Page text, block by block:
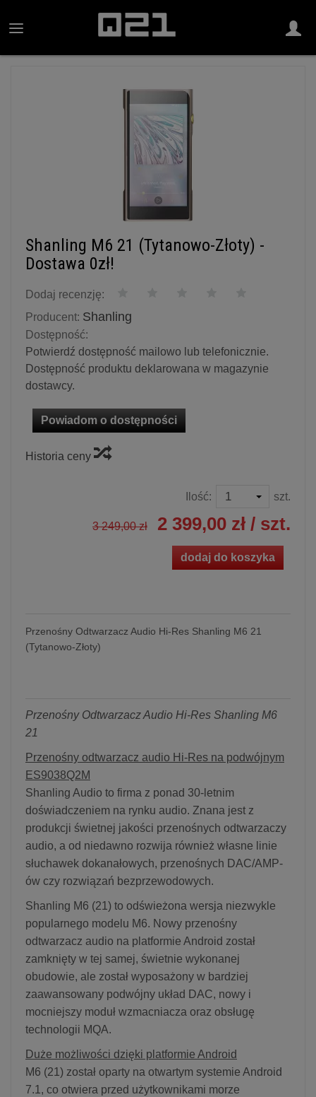
Shanling M6 21 (Tytanowo-Złoty) -
Dostawa 0zł!
Dodaj recenzję:
Producent: Shanling
Dostępność:
Potwierdź dostępność mailowo lub telefonicznie.
Dostępność produktu deklarowana w magazynie
dostawcy.
Powiadom o dostępności
Historia ceny
Ilość: szt.
3 249,00 zł 2 399,00 zł / szt.
dodaj do koszyka
Przenośny Odtwarzacz Audio Hi-Res Shanling M6 21
(Tytanowo-Złoty)
Przenośny Odtwarzacz Audio Hi-Res Shanling M6
21
Przenośny odtwarzacz audio Hi-Res na podwójnym
ES9038Q2M
Shanling Audio to firma z ponad 30-letnim
doświadczeniem na rynku audio. Znana jest z
produkcji świetnej jakości przenośnych odtwarzaczy
audio, a od niedawno rozwija również własne linie
słuchawek dokanałowych, przenośnych DAC/AMP-
ów czy rozwiązań bezprzewodowych.
Shanling M6 (21) to odświeżona wersja niezwykle
popularnego modelu M6. Nowy przenośny
odtwarzacz audio na platformie Android został
zamknięty w tej samej, świetnie wykonanej
obudowie, ale został wyposażony w bardziej
zaawansowany podwójny układ DAC, nowy i
mocniejszy moduł wzmacniacza oraz obsługę
technologii MQA.
Duże możliwości dzięki platformie Android
M6 (21) został oparty na otwartym systemie Android
7.1, co otwiera przed użytkownikami morze